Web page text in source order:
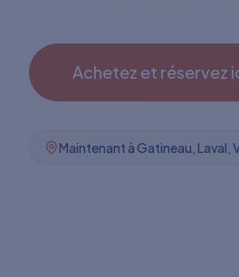
Achetez et réservez
Maintenant à Gatineau, Laval,